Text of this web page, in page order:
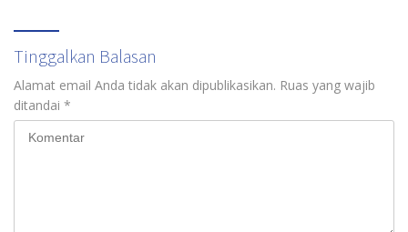
Tinggalkan Balasan
Alamat email Anda tidak akan dipublikasikan. Ruas yang wajib
ditandai *